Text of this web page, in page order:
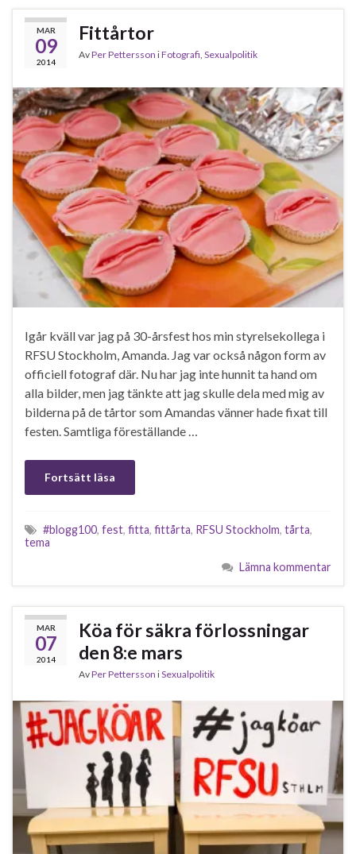
MAR
09
2014
Fittårtor
AvPer Pettersson iFotografi Sexualpolitik
Igår kväll var jag på 30-årsfest hos min styrelsekollega i
RFSU Stockholm, Amanda. Jag var också någon form av
officiell fotograf där. Nu har jag inte hunnit ta hand om
alla bilder, men jag tänkte att jag skulle dela med mig av
bilderna på de tårtor som Amandas vänner hade fixat till
festen. Samtliga föreställande …
Fortsätt läsa
#blogg100, fest, fitta, fittårta, RFSU Stockholm, tårta,
tema
Lämna kommentar
MAR
07
2014
Köa för säkra förlossningar
den 8:e mars
AvPer Pettersson iSexualpolitik